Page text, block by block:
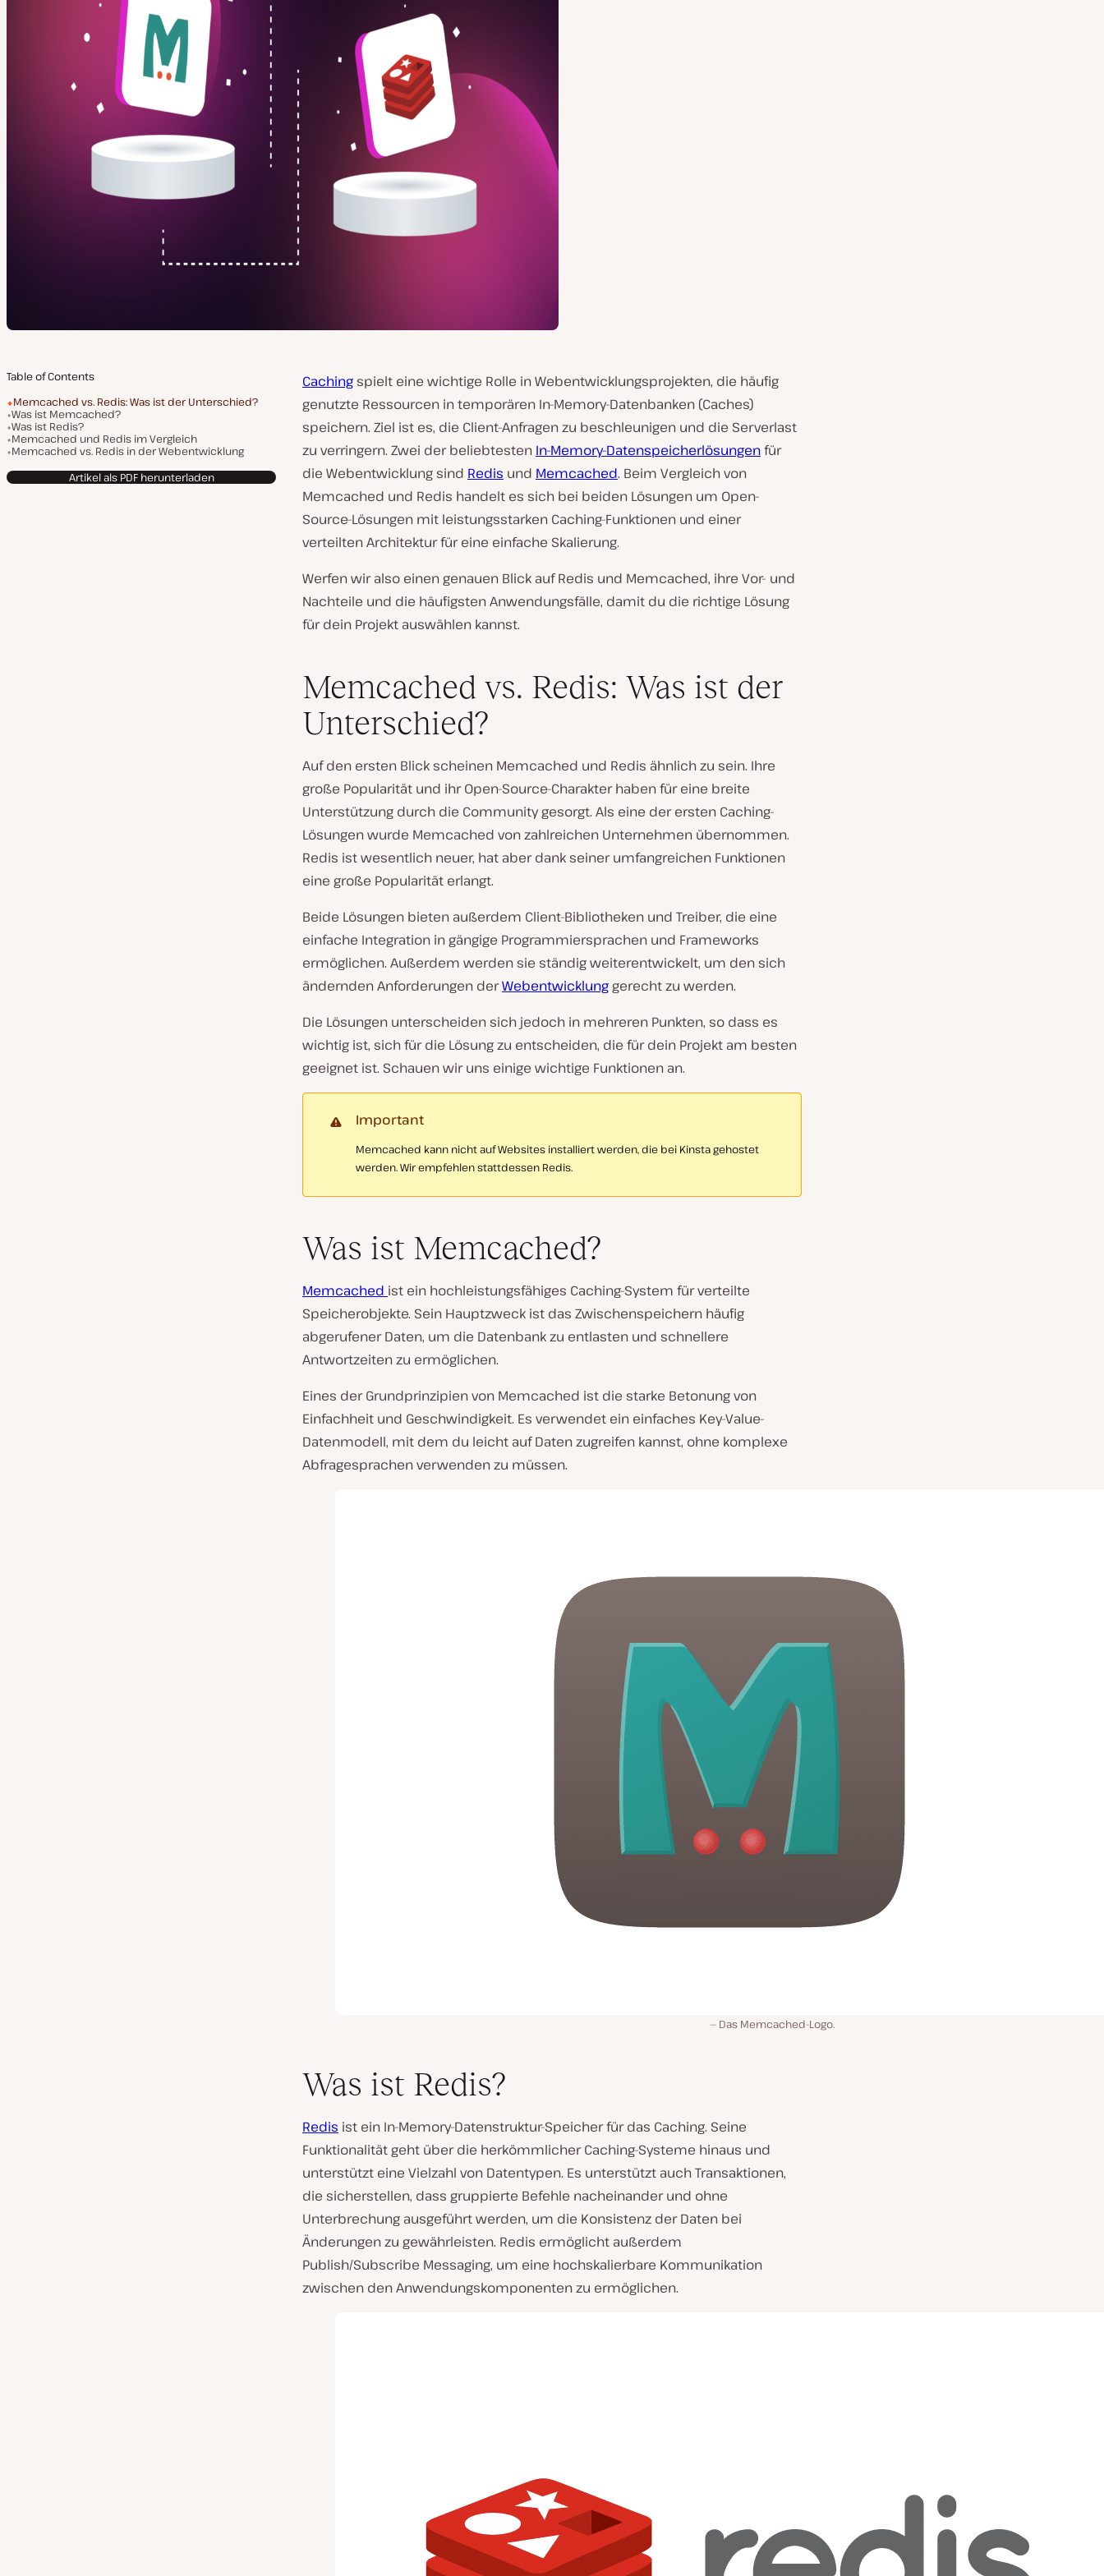
Table of Contents
Memcached vs. Redis: Was ist der Unterschied?
Was ist Memcached?
Was ist Redis?
Memcached und Redis im Vergleich
Memcached vs. Redis in der Webentwicklung
Artikel als PDF herunterladen
Caching spielt eine wichtige Rolle in Webentwicklungsprojekten, die häufig
genutzte Ressourcen in temporären In-Memory-Datenbanken (Caches)
speichern. Ziel ist es, die Client-Anfragen zu beschleunigen und die Serverlast
zu verringern. Zwei der beliebtesten In-Memory-Datenspeicherlösungenfür
die Webentwicklung sind Redis und Memcached. Beim Vergleich von
Memcached und Redis handelt es sich bei beiden Lösungen um Open-
Source-Lösungen mit leistungsstarken Caching-Funktionen und einer
verteilten Architektur für eine einfache Skalierung.
Werfen wir also einen genauen Blick auf Redis und Memcached, ihre Vor- und
Nachteile und die häufigsten Anwendungsfälle, damit du die richtige Lösung
für dein Projekt auswählen kannst.
Memcached vs. Redis: Was ist der
Unterschied?
Auf den ersten Blick scheinen Memcached und Redis ähnlich zu sein. Ihre
große Popularität und ihr Open-Source-Charakter haben für eine breite
Unterstützung durch die Community gesorgt. Als eine der ersten Caching-
Lösungen wurde Memcached von zahlreichen Unternehmen übernommen.
Redis ist wesentlich neuer, hat aber dank seiner umfangreichen Funktionen
eine große Popularität erlangt.
Beide Lösungen bieten außerdem Client-Bibliotheken und Treiber, die eine
einfache Integration in gängige Programmiersprachen und Frameworks
ermöglichen. Außerdem werden sie ständig weiterentwickelt, um den sich
ändernden Anforderungen derWebentwicklung gerecht zu werden.
Die Lösungen unterscheiden sich jedoch in mehreren Punkten, so dass es
wichtig ist, sich für die Lösung zu entscheiden, die für dein Projekt am besten
geeignet ist. Schauen wir uns einige wichtige Funktionen an.
Important
Memcached kann nicht auf Websites installiert werden, die bei Kinsta gehostet
werden. Wir empfehlen stattdessen Redis.
Was ist Memcached?
Memcached ist ein hochleistungsfähiges Caching-System für verteilte
Speicherobjekte. Sein Hauptzweck ist das Zwischenspeichern häufig
abgerufener Daten, um die Datenbank zu entlasten und schnellere
Antwortzeiten zu ermöglichen.
Eines der Grundprinzipien von Memcached ist die starke Betonung von
Einfachheit und Geschwindigkeit. Es verwendet ein einfaches Key-Value-
Datenmodell, mit dem du leicht auf Daten zugreifen kannst, ohne komplexe
Abfragesprachen verwenden zu müssen.
Das Memcached-Logo.
Was ist Redis?
Redis ist ein In-Memory-Datenstruktur-Speicher für das Caching. Seine
Funktionalität geht über die herkömmlicher Caching-Systeme hinaus und
unterstützt eine Vielzahl von Datentypen. Es unterstützt auch Transaktionen,
die sicherstellen, dass gruppierte Befehle nacheinander und ohne
Unterbrechung ausgeführt werden, um die Konsistenz der Daten bei
Änderungen zu gewährleisten. Redis ermöglicht außerdem
Publish/Subscribe Messaging, um eine hochskalierbare Kommunikation
zwischen den Anwendungskomponenten zu ermöglichen.